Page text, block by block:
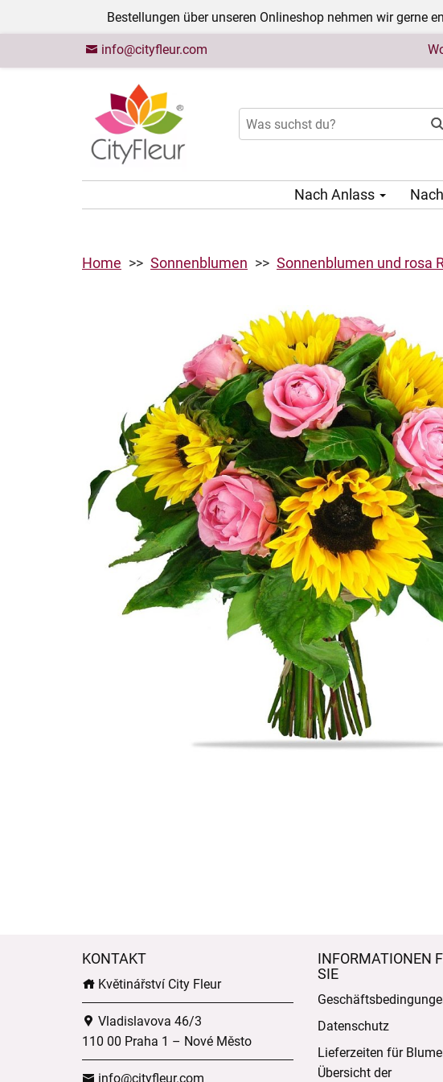
Bestellungen über unseren Onlineshop nehmen wir gerne
info@cityfleur.com
Nach Anlass
Home Sonnenblumen Sonnenblumen und rosa
KONTAKT
Květinářství City Fleur
Vladislavova 46/3
110 00 Praha 1 – Nové Město
info@cityfleur.com
INFORMATIONEN
SIE
Datenschutz
Lieferzeiten für
Übersicht der